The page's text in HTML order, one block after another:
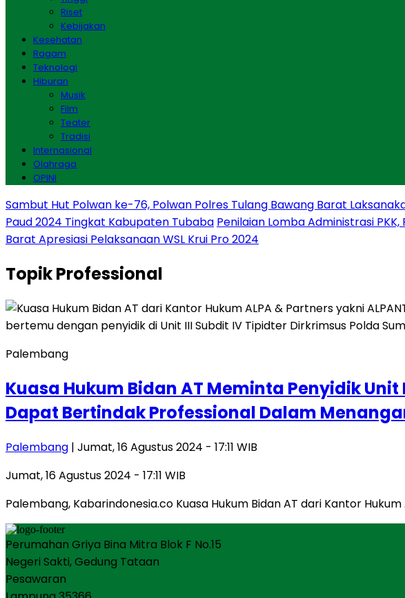
Riset
Kebijakan
Kesehatan
Ragam
Teknologi
Hiburan
Musik
Film
Teater
Tradisi
Internasional
Olahraga
OPINI
Sambut Hut Polwan ke-76, Polwan Polres Tulang Bawang Barat
Paud 2024 Tingkat Kabupaten Tubaba Penilaian Lomba Administrasi
Barat Apresiasi Pelaksanaan WSL Krui Pro 2024
TopikProfessional
Palembang
Kuasa Hukum Bidan AT Meminta Penyidik
Dapat Bertindak Professional Dalam
Palembang | Jumat, 16 Agustus 2024 - 17:11 WIB
Jumat, 16 Agustus 2024 - 17:11 WIB
Palembang, Kabarindonesia.co Kuasa Hukum Bidan AT dari Kantor
Perumahan Griya Bina Mitra Blok F No.15
Negeri Sakti, Gedung Tataan
Pesawaran